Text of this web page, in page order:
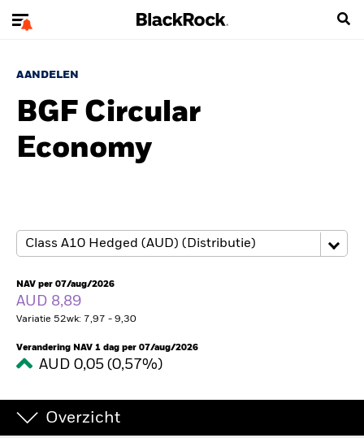
AANDELEN
BGF Circular
Economy
NAV per 07/aug/2026
AUD 8,89
Variatie 52wk: 7,97 - 9,30
Verandering NAV 1 dag per 07/aug/2026
AUD 0,05 (0,57%)
Overzicht